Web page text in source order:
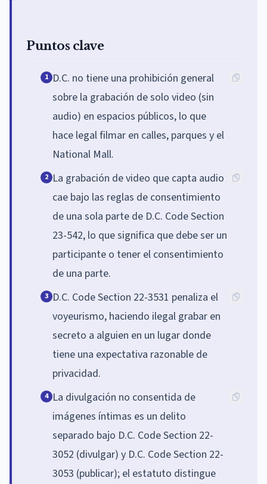
Puntos clave
1 D.C. no tiene una prohibición general
sobre la grabación de solo video (sin
audio) en espacios públicos, lo que
hace legal filmar en calles, parques y el
National Mall.
2 La grabación de video que capta audio
cae bajo las reglas de consentimiento
de una sola parte de D.C. Code Section
23-542, lo que significa que debe ser un
participante o tener el consentimiento
de una parte.
3 D.C. Code Section 22-3531 penaliza el
voyeurismo, haciendo ilegal grabar en
secreto a alguien en un lugar donde
tiene una expectativa razonable de
privacidad.
4 La divulgación no consentida de
imágenes íntimas es un delito
separado bajo D.C. Code Section 22-
3052 (divulgar) y D.C. Code Section 22-
3053 (publicar); el estatuto distingue